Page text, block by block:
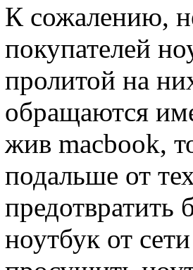
К сожалению,
покупателей
пролитой на
обращаются
жив macbook,
подальше от
предотвратить
ноутбук от